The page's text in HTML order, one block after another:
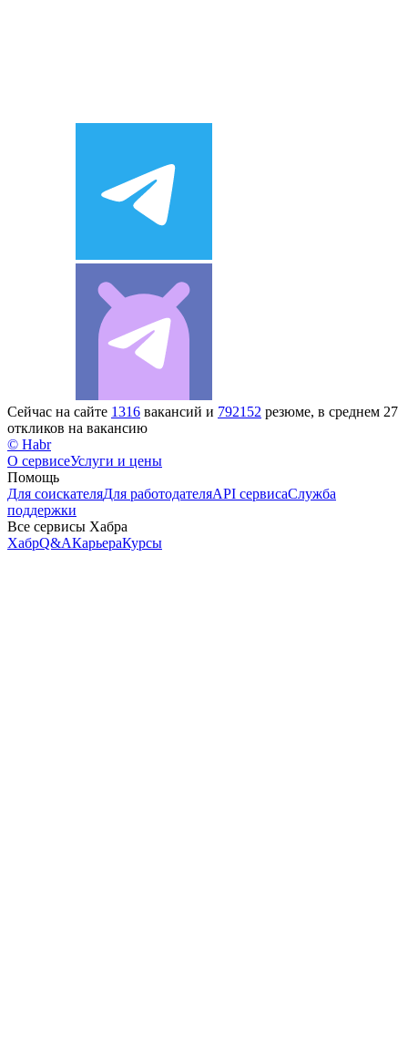
Сейчас на сайте 1316 вакансий и 792152 резюме, в среднем 27
откликов на вакансию
© Habr
О сервисеУслуги и цены
Помощь
Для соискателяДля работодателяAPI сервисаСлужба
поддержки
Все сервисы Хабра
ХабрQ&AКарьераКурсы